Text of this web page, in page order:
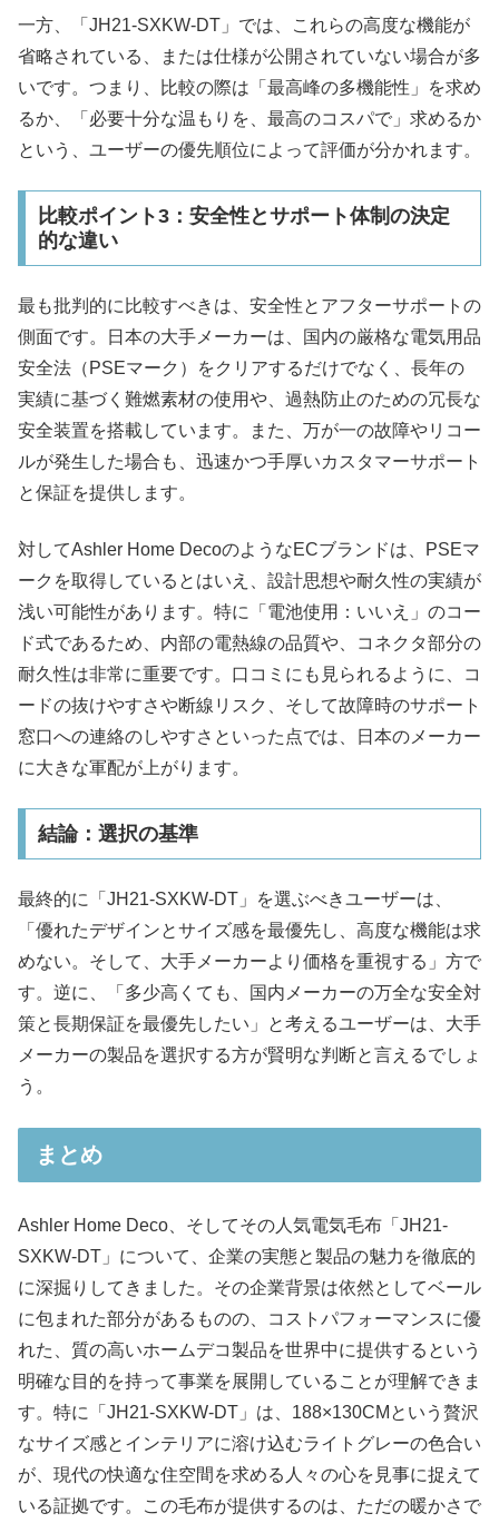
一方、「JH21-SXKW-DT」では、これらの高度な機能が
省略されている、または仕様が公開されていない場合が多
いです。つまり、比較の際は「最高峰の多機能性」を求め
るか、「必要十分な温もりを、最高のコスパで」求めるか
という、ユーザーの優先順位によって評価が分かれます。
比較ポイント3：安全性とサポート体制の決定
的な違い
最も批判的に比較すべきは、安全性とアフターサポートの
側面です。日本の大手メーカーは、国内の厳格な電気用品
安全法（PSEマーク）をクリアするだけでなく、長年の
実績に基づく難燃素材の使用や、過熱防止のための冗長な
安全装置を搭載しています。また、万が一の故障やリコー
ルが発生した場合も、迅速かつ手厚いカスタマーサポート
と保証を提供します。
対してAshler Home DecoのようなECブランドは、PSEマ
ークを取得しているとはいえ、設計思想や耐久性の実績が
浅い可能性があります。特に「電池使用：いいえ」のコー
ド式であるため、内部の電熱線の品質や、コネクタ部分の
耐久性は非常に重要です。口コミにも見られるように、コ
ードの抜けやすさや断線リスク、そして故障時のサポート
窓口への連絡のしやすさといった点では、日本のメーカー
に大きな軍配が上がります。
結論：選択の基準
最終的に「JH21-SXKW-DT」を選ぶべきユーザーは、
「優れたデザインとサイズ感を最優先し、高度な機能は求
めない。そして、大手メーカーより価格を重視する」方で
す。逆に、「多少高くても、国内メーカーの万全な安全対
策と長期保証を最優先したい」と考えるユーザーは、大手
メーカーの製品を選択する方が賢明な判断と言えるでしょ
う。
まとめ
Ashler Home Deco、そしてその人気電気毛布「JH21-
SXKW-DT」について、企業の実態と製品の魅力を徹底的
に深掘りしてきました。その企業背景は依然としてベール
に包まれた部分があるものの、コストパフォーマンスに優
れた、質の高いホームデコ製品を世界中に提供するという
明確な目的を持って事業を展開していることが理解できま
す。特に「JH21-SXKW-DT」は、188×130CMという贅沢
なサイズ感とインテリアに溶け込むライトグレーの色合い
が、現代の快適な住空間を求める人々の心を見事に捉えて
いる証拠です。この毛布が提供するのは、ただの暖かさで